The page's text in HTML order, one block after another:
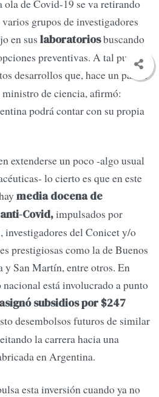
ola de Covid-19 se va retirando
grupos de investigadores
en sus laboratoriosbuscando
preventivas. A tal punto
desarrollos que, hace un par de
de ciencia, afirmó:
podrá contar con su propia
extenderse un poco -algo usual
lo cierto es que en este
media docena de
Covid,impulsados por
investigadores del Conicet y/o
prestigiosas como la de Buenos
y San Martín, entre otros. En
nacional está involucrado a punto
asignó subsidios por $247
desembolsos futuros de similar
la carrera hacia una
en Argentina.
esta inversión cuando ya no